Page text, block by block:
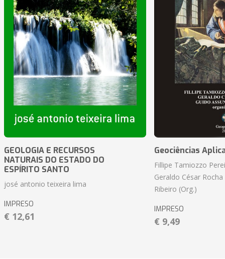
GEOLOGIA E RECURSOS
NATURAIS DO ESTADO DO
ESPÍRITO SANTO
josé antonio teixeira lima
IMPRESO
€ 12,61
Geociências
Fillipe Tamiozzo
Geraldo César
Ribeiro (Org.)
IMPRESO
€ 9,49